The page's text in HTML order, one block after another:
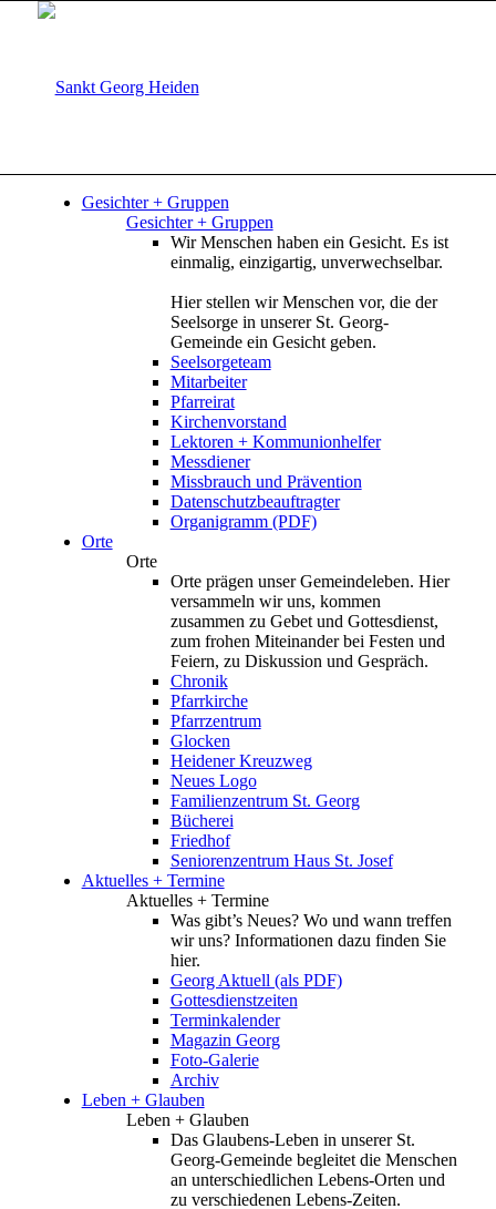
Gesichter + Gruppen
Gesichter + Gruppen
Wir Menschen haben ein Gesicht. Es ist
einmalig, einzigartig, unverwechselbar.
Hier stellen wir Menschen vor, die der
Seelsorge in unserer St. Georg-
Gemeinde ein Gesicht geben.
Seelsorgeteam
Mitarbeiter
Pfarreirat
Kirchenvorstand
Lektoren + Kommunionhelfer
Messdiener
Missbrauch und Prävention
Datenschutzbeauftragter
Organigramm (PDF)
Orte
Orte
Orte prägen unser Gemeindeleben. Hier
versammeln wir uns, kommen
zusammen zu Gebet und Gottesdienst,
zum frohen Miteinander bei Festen und
Feiern, zu Diskussion und Gespräch.
Chronik
Pfarrkirche
Pfarrzentrum
Glocken
Heidener Kreuzweg
Neues Logo
Familienzentrum St. Georg
Bücherei
Friedhof
Seniorenzentrum Haus St. Josef
Aktuelles + Termine
Aktuelles + Termine
Was gibt’s Neues? Wo und wann treffen
wir uns? Informationen dazu finden Sie
hier.
Georg Aktuell (als PDF)
Gottesdienstzeiten
Terminkalender
Magazin Georg
Foto-Galerie
Archiv
Leben + Glauben
Leben + Glauben
Das Glaubens-Leben in unserer St.
Georg-Gemeinde begleitet die Menschen
an unterschiedlichen Lebens-Orten und
zu verschiedenen Lebens-Zeiten.